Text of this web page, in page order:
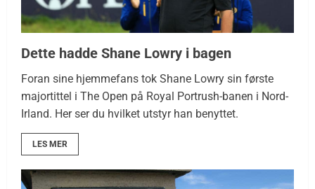
Dette hadde Shane Lowry i bagen
Foran sine hjemmefans tok Shane Lowry sin første
majortittel i The Open på Royal Portrush-banen i Nord-
Irland. Her ser du hvilket utstyr han benyttet.
LES MER